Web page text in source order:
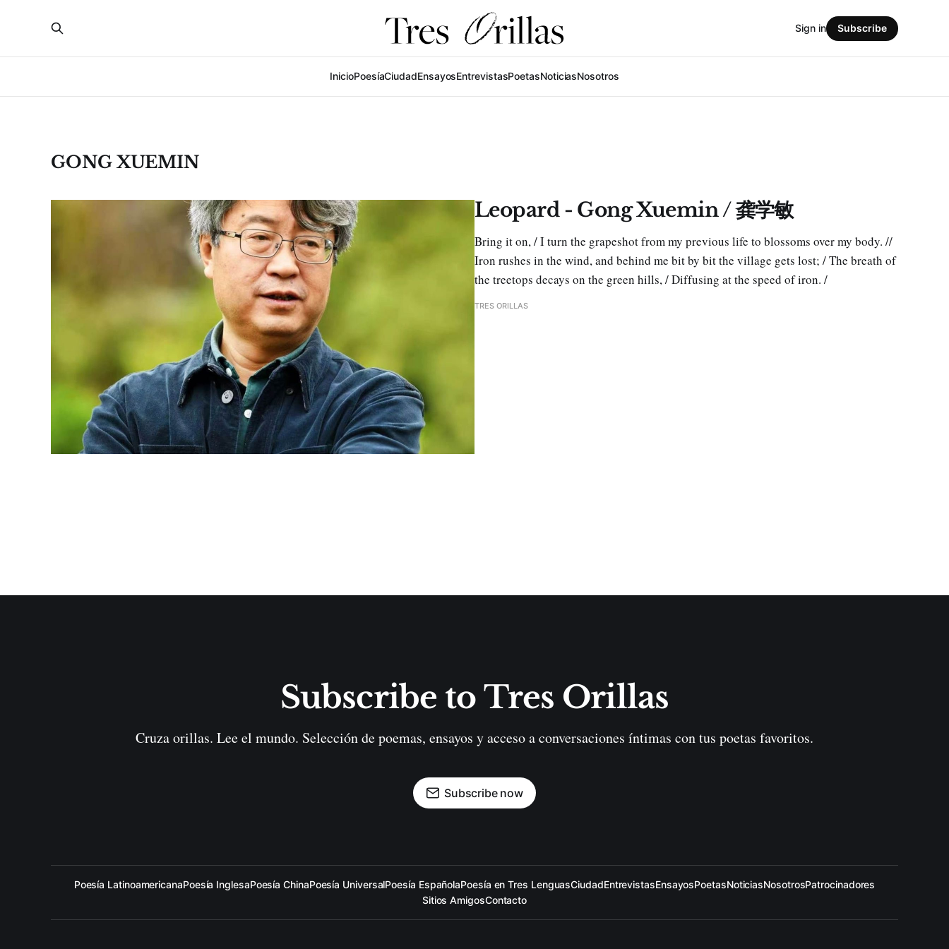
InicioPoesíaCiudadEnsayosEntrevistasPoetasNoticiasNosotros
Sign in Subscribe
GONG XUEMIN
Leopard - Gong Xuemin / 龚学敏
Bring it on, / I turn the grapeshot from my previous life to blossoms over my body. //
Iron rushes in the wind, and behind me bit by bit the village gets lost; / The breath of
the treetops decays on the green hills, / Diffusing at the speed of iron. /
TRES ORILLAS
Subscribe to Tres Orillas
Cruza orillas. Lee el mundo. Selección de poemas, ensayos y acceso a conversaciones íntimas con tus poetas favoritos.
Subscribe now
Poesía LatinoamericanaPoesía InglesaPoesía ChinaPoesía UniversalPoesía EspañolaPoesía en Tres LenguasCiudadEntrevistasEnsayosPoetasNoticiasNosotrosPatrocinadores
Sitios AmigosContacto